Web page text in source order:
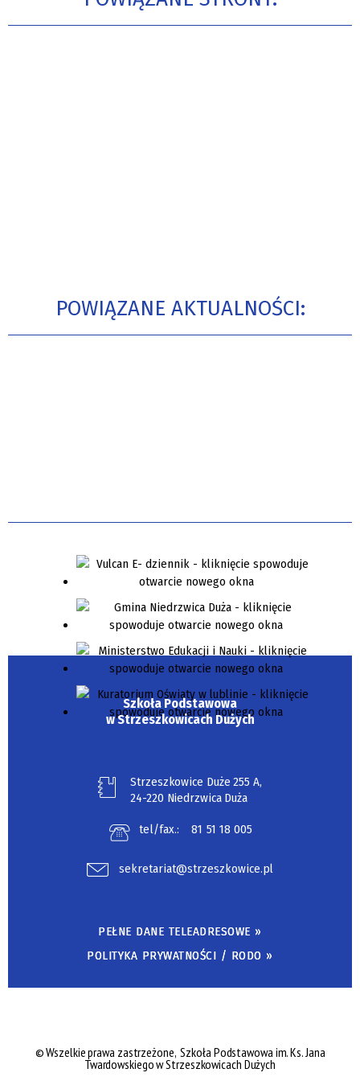
POWIĄZANE AKTUALNOŚCI:
Szkoła Podstawowa
w Strzeszkowicach Dużych
Strzeszkowice Duże 255 A,
24-220 Niedrzwica Duża
tel/fax.: 81 51 18 005
sekretariat@strzeszkowice.pl
PEŁNE DANE TELEADRESOWE »
POLITYKA PRYWATNOŚCI / RODO »
©Wszelkie prawa zastrzeżone, Szkoła Podstawowa im. Ks. Jana
Twardowskiego w Strzeszkowicach Dużych